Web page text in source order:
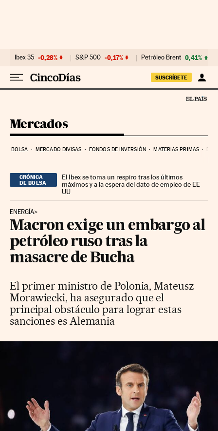
Ibex 35 -0,28% S&P 500 -0,17% Petróleo Brent 0,41%
SUSCRÍBETE
Mercados
BOLSA MERCADO DIVISAS FONDOS DE INVERSIÓN MATERIAS PRIMAS
CRÓNICA
DE BOLSA
El Ibex se toma un respiro tras los últimos
máximos y a la espera del dato de empleo de EE
UU
ENERGÍA>
Macron exige un embargo al
petróleo ruso tras la
masacre de Bucha
El primer ministro de Polonia, Mateusz
Morawiecki, ha asegurado que el
principal obstáculo para lograr estas
sanciones es Alemania